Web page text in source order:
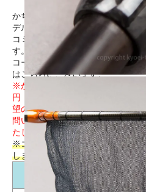
かちどき匠絆(しょうえん) の
デル）。サイズは尺サイズです。
コミ部分が黒檀なので、玉の柄に
す。
コーディネートに最適な「かちど
はこちらにございます。
※かちどきの玉の柄に合わせる場
円・納期2～3週間）が必要な場
望の場合は必ずご注文前にこちら
問い合わせなくご購入いただいた
たします。
※コミ部分は木製につき、金属を
します。ご注意ください。
コミ径